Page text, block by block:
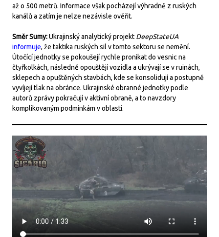
až o 500 metrů. Informace však pocházejí výhradně z ruských
kanálů a zatím je nelze nezávisle ověřit.
Směr Sumy:Ukrajinský analytický projekt DeepStateUA
informuje, že taktika ruských sil v tomto sektoru se nemění.
Útočící jednotky se pokoušejí rychle pronikat do vesnic na
čtyřkolkách, následně opouštějí vozidla a ukrývají se v ruinách,
sklepech a opuštěných stavbách, kde se konsolidují a postupně
vyvíjejí tlak na obránce. Ukrajinské obranné jednotky podle
autorů zprávy pokračují v aktivní obraně, a to navzdory
komplikovaným podmínkám v oblasti.